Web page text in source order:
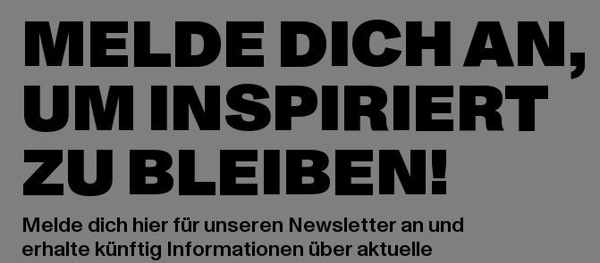
MELDE DICH AN,
UM INSPIRIERT
ZU BLEIBEN!
Melde dich hier für unseren Newsletter an und
erhalte künftig Informationen über aktuelle